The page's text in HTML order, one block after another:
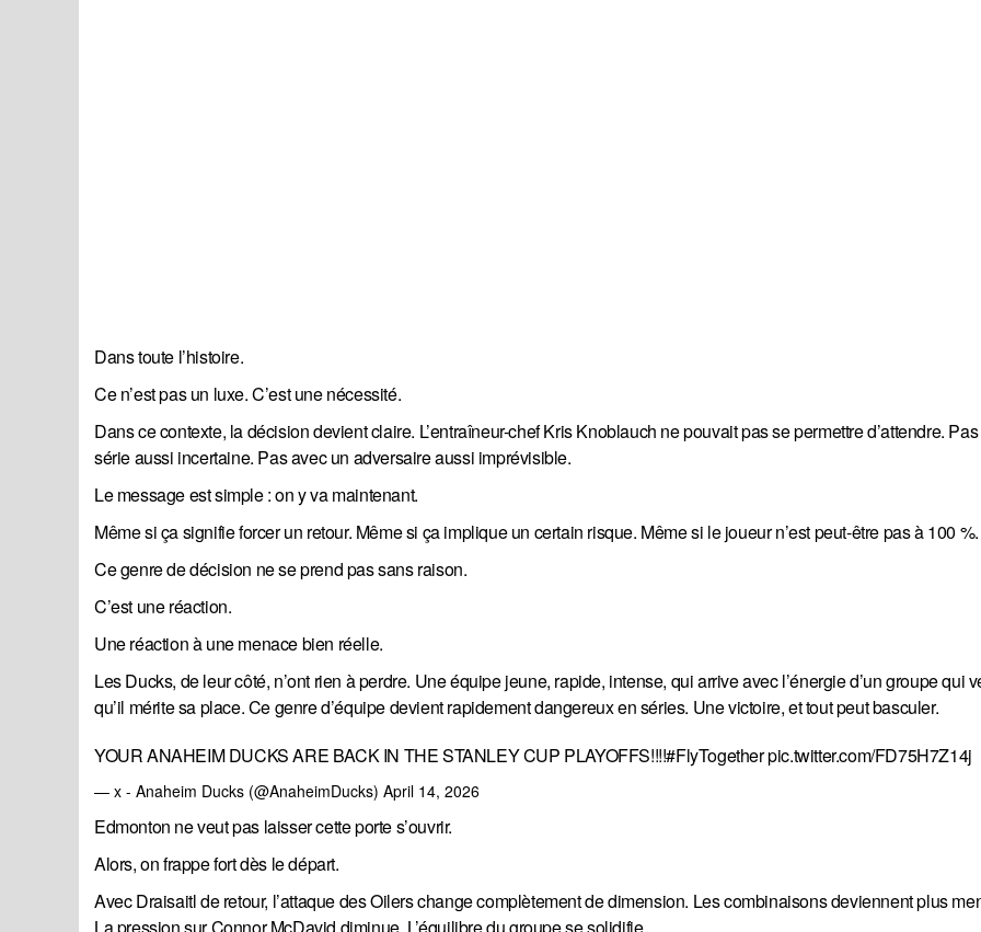
Dans toute l’histoire.
Ce n’est pas un luxe. C’est une nécessité.
Dans ce contexte, la décision devient claire. L’entraîneur-chef Kris Knoblauch ne pouvait pas se permettre d’attendre.
série aussi incertaine. Pas avec un adversaire aussi imprévisible.
Le message est simple : on y va maintenant.
Même si ça signifie forcer un retour. Même si ça implique un certain risque. Même si le joueur n’est peut-être pas à 100 %.
Ce genre de décision ne se prend pas sans raison.
C’est une réaction.
Une réaction à une menace bien réelle.
Les Ducks, de leur côté, n’ont rien à perdre. Une équipe jeune, rapide, intense, qui arrive avec l’énergie d’un groupe qui
qu’il mérite sa place. Ce genre d’équipe devient rapidement dangereux en séries. Une victoire, et tout peut basculer.
YOUR ANAHEIM DUCKS ARE BACK IN THE STANLEY CUP PLAYOFFS!!!!#FlyTogetherpic.twitter.com/FD75H7Z14j
— x - Anaheim Ducks (@AnaheimDucks) April 14, 2026
Edmonton ne veut pas laisser cette porte s’ouvrir.
Alors, on frappe fort dès le départ.
Avec Draisaitl de retour, l’attaque des Oilers change complètement de dimension. Les combinaisons deviennent plus